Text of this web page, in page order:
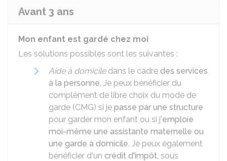
Avant 3 ans
Mon enfant est gardé chez moi
Les solutions possibles sont les suivantes :
Aide à domiciledans le cadre des services
à la personne. Je peux bénéficier du
complément de libre choix du mode de
garde (CMG) si je passe par une structure
pour garder mon enfant ou si j'emploie
moi-même une assistante maternelle ou
une garde à domicile. Je peux également
bénéficier d'un crédit d'impôt, sous